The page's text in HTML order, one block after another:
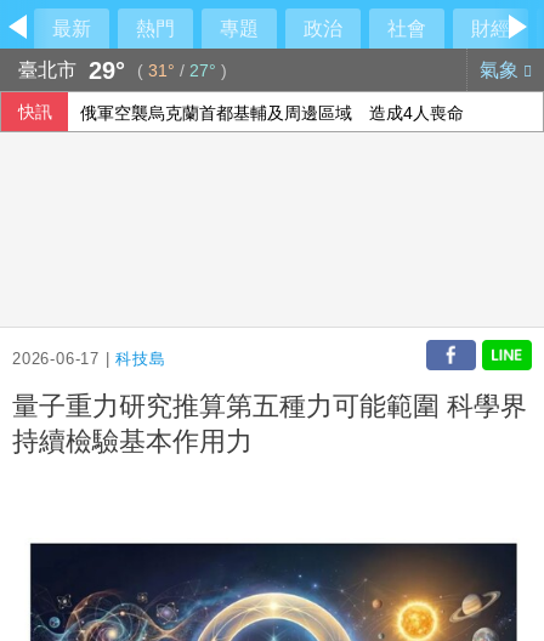
最新 熱門 專題 政治 社會
財經
臺北市 29° ( 31° / 27° ) 氣象
快訊 俄軍空襲烏克蘭首都基輔及周邊區域 造成4人喪命
2026-06-17 |科技島
量子重力研究推算第五種力可能範圍 科學界
持續檢驗基本作用力